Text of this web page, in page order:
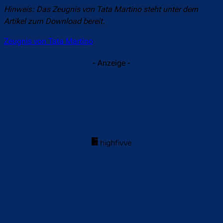
Hinweis: Das Zeugnis von Tata Martino steht unter dem
Artikel zum Download bereit.
Zeugnis von Tata Martino
- Anzeige -